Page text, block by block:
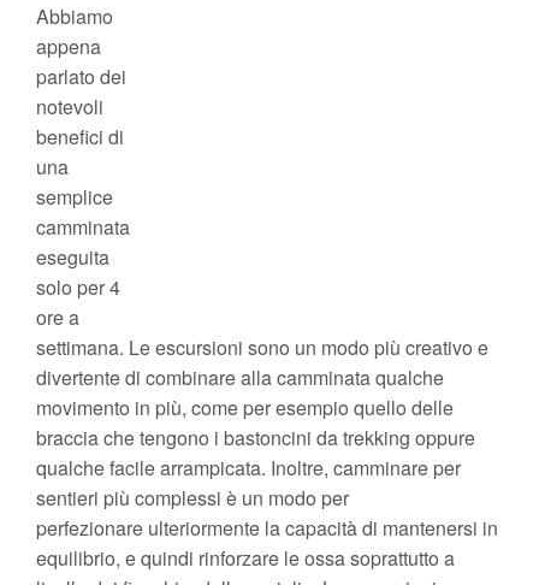
Abbiamo
appena
parlato dei
notevoli
benefici di
una
semplice
camminata
eseguita
solo per 4
ore a
settimana. Le escursioni sono un modo più creativo e
divertente di combinare alla camminata qualche
movimento in più, come per esempio quello delle
braccia che tengono i bastoncini da trekking oppure
qualche facile arrampicata. Inoltre, camminare per
sentieri più complessi è un modo per
perfezionare ulteriormente la capacità di mantenersi in
equilibrio, e quindi rinforzare le ossa soprattutto a